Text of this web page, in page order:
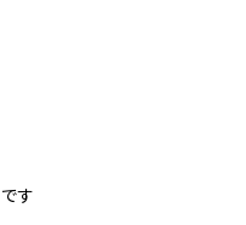
す